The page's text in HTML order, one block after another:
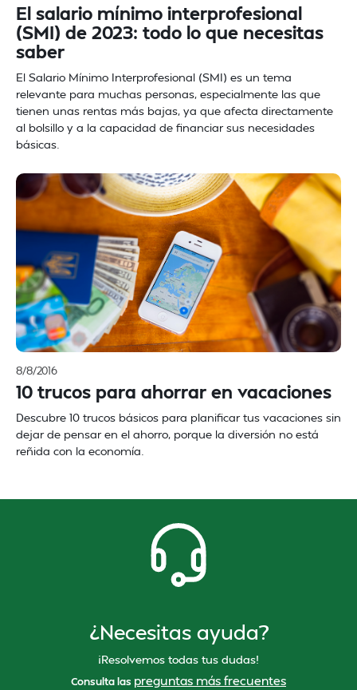
El salario mínimo interprofesional
(SMI) de 2023: todo lo que necesitas
saber
El Salario Mínimo Interprofesional (SMI) es un tema
relevante para muchas personas, especialmente las que
tienen unas rentas más bajas, ya que afecta directamente
al bolsillo y a la capacidad de financiar sus necesidades
básicas.
8/8/2016
10 trucos para ahorrar en vacaciones
Descubre 10 trucos básicos para planificar tus vacaciones sin
dejar de pensar en el ahorro, porque la diversión no está
reñida con la economía.
¿Necesitas ayuda?
¡Resolvemos todas tus dudas!
Consulta las preguntas más frecuentes